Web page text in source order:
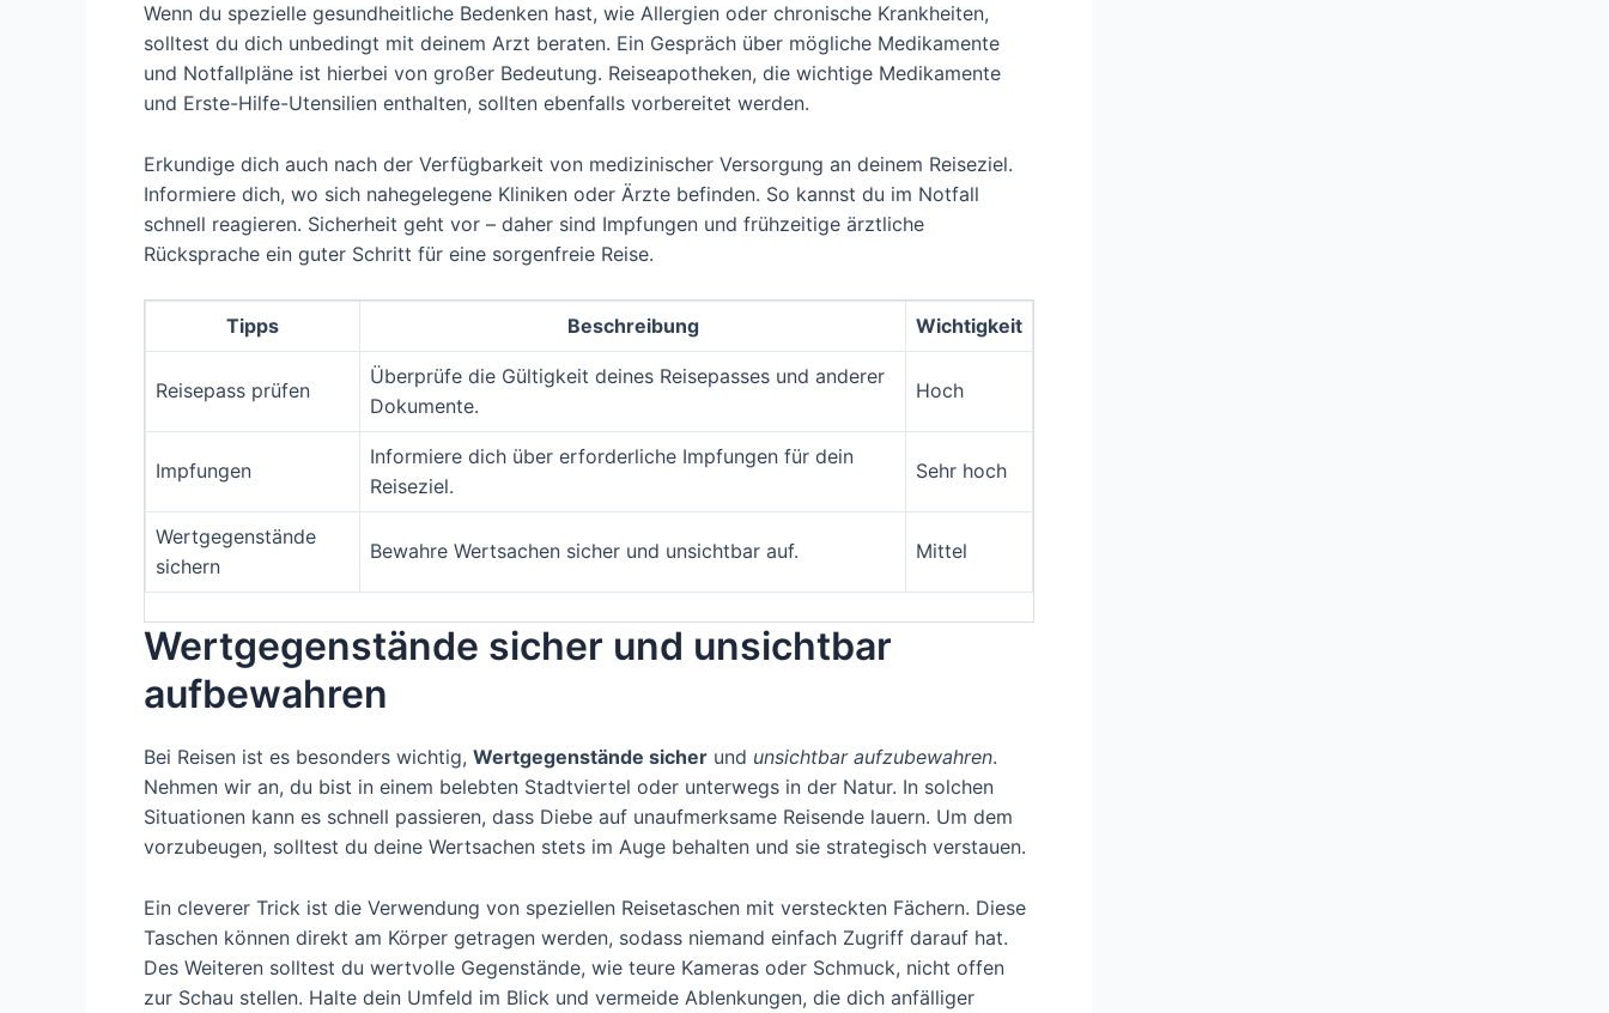
Wenn du spezielle gesundheitliche Bedenken hast, wie Allergien oder chronische Krankheiten,
solltest du dich unbedingt mit deinem Arzt beraten. Ein Gespräch über mögliche Medikamente
und Notfallpläne ist hierbei von großer Bedeutung. Reiseapotheken, die wichtige Medikamente
und Erste-Hilfe-Utensilien enthalten, sollten ebenfalls vorbereitet werden.
Erkundige dich auch nach der Verfügbarkeit von medizinischer Versorgung an deinem Reiseziel.
Informiere dich, wo sich nahegelegene Kliniken oder Ärzte befinden. So kannst du im Notfall
schnell reagieren. Sicherheit geht vor – daher sind Impfungen und frühzeitige ärztliche
Rücksprache ein guter Schritt für eine sorgenfreie Reise.
Tipps Beschreibung Wichtigkeit
Reisepass prüfen
Überprüfe die Gültigkeit deines Reisepasses und anderer
Dokumente.
Hoch
Impfungen
Informiere dich über erforderliche Impfungen für dein
Reiseziel.
Sehr hoch
Wertgegenstände
sichern
Bewahre Wertsachen sicher und unsichtbar auf. Mittel
Wertgegenstände sicher und unsichtbar
aufbewahren
Bei Reisen ist es besonders wichtig, Wertgegenstände sicher und unsichtbar aufzubewahren.
Nehmen wir an, du bist in einem belebten Stadtviertel oder unterwegs in der Natur. In solchen
Situationen kann es schnell passieren, dass Diebe auf unaufmerksame Reisende lauern. Um dem
vorzubeugen, solltest du deine Wertsachen stets im Auge behalten und sie strategisch verstauen.
Ein cleverer Trick ist die Verwendung von speziellen Reisetaschen mit versteckten Fächern. Diese
Taschen können direkt am Körper getragen werden, sodass niemand einfach Zugriff darauf hat.
Des Weiteren solltest du wertvolle Gegenstände, wie teure Kameras oder Schmuck, nicht offen
zur Schau stellen. Halte dein Umfeld im Blick und vermeide Ablenkungen, die dich anfälliger